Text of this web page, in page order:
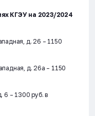
КГЭУ на 2023/2024
д. 26 – 1150
д. 26а – 1150
6 – 1300 руб. в